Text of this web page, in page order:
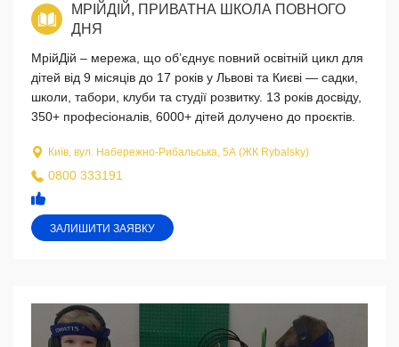
МРІЙДІЙ, ПРИВАТНА ШКОЛА ПОВНОГО
ДНЯ
МрійДій – мережа, що об’єднує повний освітній цикл для
дітей від 9 місяців до 17 років у Львові та Києві — садки,
школи, табори, клуби та студії розвитку. 13 років досвіду,
350+ професіоналів, 6000+ дітей долучено до проєктів.
Київ, вул. Набережно-Рибальська, 5А (ЖК Rybalsky)
0800 333191
ЗАЛИШИТИ ЗАЯВКУ